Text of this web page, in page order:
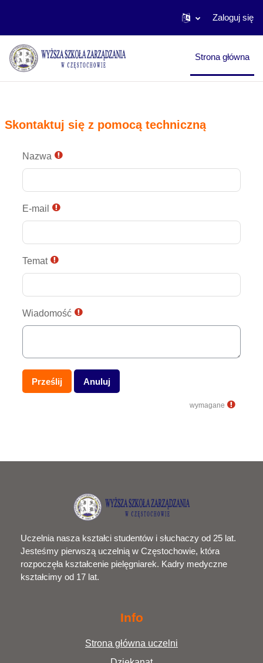
Zaloguj się
Strona główna
Skontaktuj się z pomocą techniczną
Nazwa
E-mail
Temat
Wiadomość
wymagane
Uczelnia nasza kształci studentów i słuchaczy od 25 lat.
Jesteśmy pierwszą uczelnią w Częstochowie, która
rozpoczęła kształcenie pielęgniarek. Kadry medyczne
kształcimy od 17 lat.
Info
Strona główna uczelni